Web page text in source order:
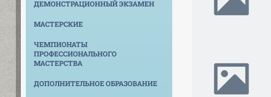
ДЕМОНСТРАЦИОННЫЙ ЭКЗАМЕН
МАСТЕРСКИЕ
ЧЕМПИОНАТЫ
ПРОФЕССИОНАЛЬНОГО
МАСТЕРСТВА
ДОПОЛНИТЕЛЬНОЕ ОБРАЗОВАНИЕ